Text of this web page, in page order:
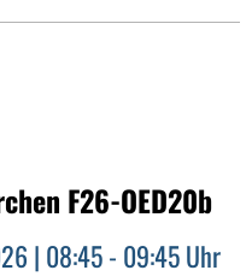
F26-OED20b
| 08:45 - 09:45 Uhr